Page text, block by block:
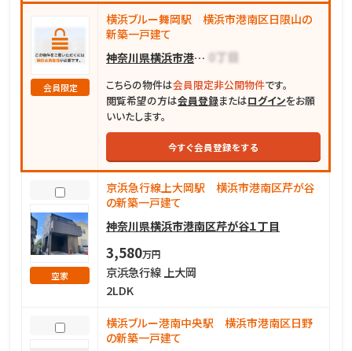
会員限定
横浜ブルー舞岡駅 横浜市港南区日限山の
新築一戸建て
神奈川県横浜市港南区日限山
こちらの物件は会員限定非公開物件です。
閲覧希望の方は会員登録またはログインをお願
いいたします。
今すぐ会員登録をする
空家
京浜急行線上大岡駅 横浜市港南区芹が谷
の新築一戸建て
神奈川県横浜市港南区芹が谷１丁目
3,580万円
京浜急行線 上大岡
2LDK
横浜ブルー港南中央駅 横浜市港南区日野
の新築一戸建て